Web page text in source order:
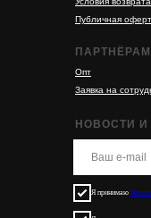
Публичная
ПАРТНЁРАМ
Опт
Заявка на
Я принимаю
НОВОСТИ И